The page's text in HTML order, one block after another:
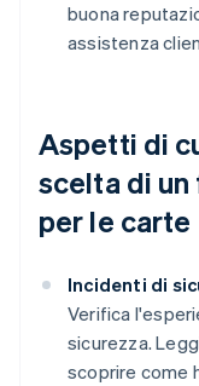
buona
assistenza
Aspetti di
scelta di
per le carte
Incidenti di
Verifica
sicurezza.
scoprire come